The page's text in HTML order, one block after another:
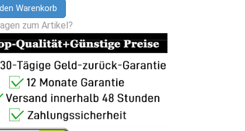
Warenkorb
zum Artikel?